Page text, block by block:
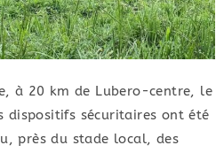
à 20 km de Lubero-centre, le
dispositifs sécuritaires ont été
près du stade local, des